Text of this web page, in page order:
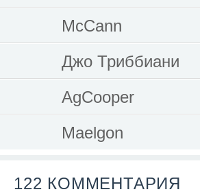
McCann
Джо Триббиани
AgCooper
Maelgon
122 КОММЕНТАРИЯ